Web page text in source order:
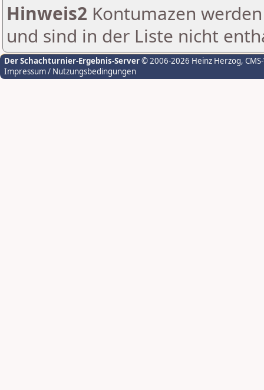
Hinweis2 Kontumazen
und sind in der Liste nicht
Der Schachturnier-Ergebnis-Server© 2006-2026 Heinz Herzog,
Impressum / Nutzungsbedingungen